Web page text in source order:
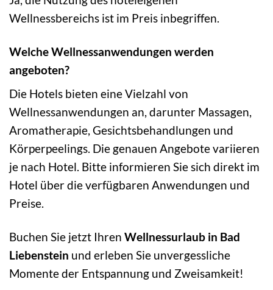
Wellnessbereichs ist im Preis inbegriffen.
Welche Wellnessanwendungen werden
angeboten?
Die Hotels bieten eine Vielzahl von
Wellnessanwendungen an, darunter Massagen,
Aromatherapie, Gesichtsbehandlungen und
Körperpeelings. Die genauen Angebote variieren
je nach Hotel. Bitte informieren Sie sich direkt im
Hotel über die verfügbaren Anwendungen und
Preise.
Buchen Sie jetzt Ihren Wellnessurlaub in Bad
Liebenstein und erleben Sie unvergessliche
Momente der Entspannung und Zweisamkeit!